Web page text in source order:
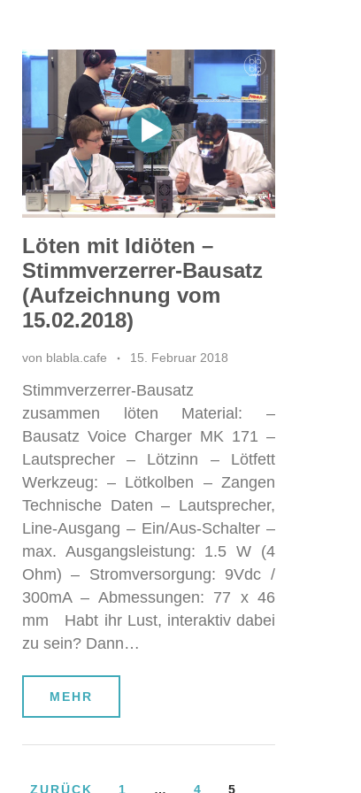
Löten mit Idiöten –
Stimmverzerrer-Bausatz
(Aufzeichnung vom
15.02.2018)
von blabla.cafe 15. Februar 2018
Stimmverzerrer-Bausatz
zusammen löten Material: –
Bausatz Voice Charger MK 171 –
Lautsprecher – Lötzinn – Lötfett
Werkzeug: – Lötkolben – Zangen
Technische Daten – Lautsprecher,
Line-Ausgang – Ein/Aus-Schalter –
max. Ausgangsleistung: 1.5 W (4
Ohm) – Stromversorgung: 9Vdc /
300mA – Abmessungen: 77 x 46
mm Habt ihr Lust, interaktiv dabei
zu sein? Dann…
MEHR
ZURÜCK 1 … 4 5